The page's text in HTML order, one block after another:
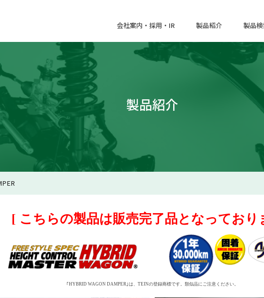
会社案内・採用・IR 製品紹介 製品
製品紹介
[ こちらの製品は販売完了品となっており
｢HYBRID WAGON DAMPER｣は、TEINの登録商標です。類似品にご注意ください。